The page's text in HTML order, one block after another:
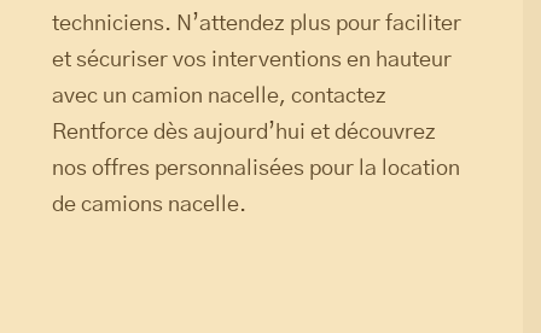
techniciens. N’attendez plus pour faciliter
et sécuriser vos interventions en hauteur
avec un camion nacelle, contactez
Rentforce dès aujourd’hui et découvrez
nos offres personnalisées pour la location
de camions nacelle.